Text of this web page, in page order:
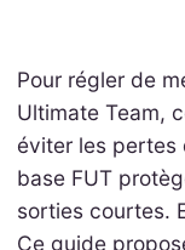
Pour régler de
Ultimate Team,
éviter les pertes
base FUT
sorties courtes.
Ce guide